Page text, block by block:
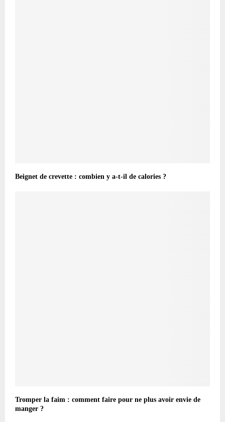
Beignet de crevette : combien y a-t-il de calories ?
Tromper la faim : comment faire pour ne plus avoir envie de
manger ?